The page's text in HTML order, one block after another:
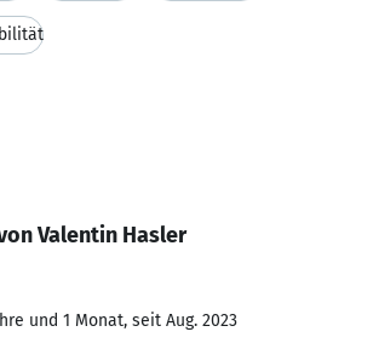
Valentin Hasler
und 1 Monat, seit Aug. 2023